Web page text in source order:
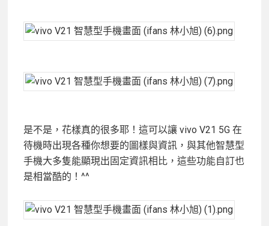
是不是，花樣真的很多耶！這可以讓 vivo V21 5G 在
待機時出現各種你想要的圖樣與資訊，與其他智慧型
手機大多隻能顯現出固定資訊相比，這些功能自訂也
是相當酷的！^^